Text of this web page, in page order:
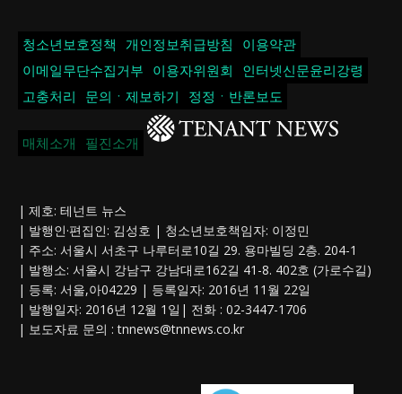
청소년보호정책 개인정보취급방침
이용약관
이메일무단수집거부
이용자위원회
인터넷신문윤리강령
고충처리
문의ㆍ제보하기 정정ㆍ반론보도
매체소개 필진소개
| 제호: 테넌트 뉴스
| 발행인·편집인: 김성호 | 청소년보호책임자: 이정민
| 주소: 서울시 서초구 나루터로10길 29. 용마빌딩 2층. 204-1
| 발행소: 서울시 강남구 강남대로162길 41-8. 402호 (가로수길)
| 등록: 서울,아04229 | 등록일자: 2016년 11월 22일
| 발행일자: 2016년 12월 1일| 전화 : 02-3447-1706
| 보도자료 문의 :tnnews@tnnews.co.kr